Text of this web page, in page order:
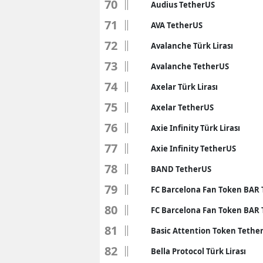
70 Audius TetherUS
71 AVA TetherUS
72 Avalanche Türk Lirası
73 Avalanche TetherUS
74 Axelar Türk Lirası
75 Axelar TetherUS
76 Axie Infinity Türk Lirası
77 Axie Infinity TetherUS
78 BAND TetherUS
79 FC Barcelona Fan Token BAR
80 FC Barcelona Fan Token BAR
81 Basic Attention Token
82 Bella Protocol Türk Lirası